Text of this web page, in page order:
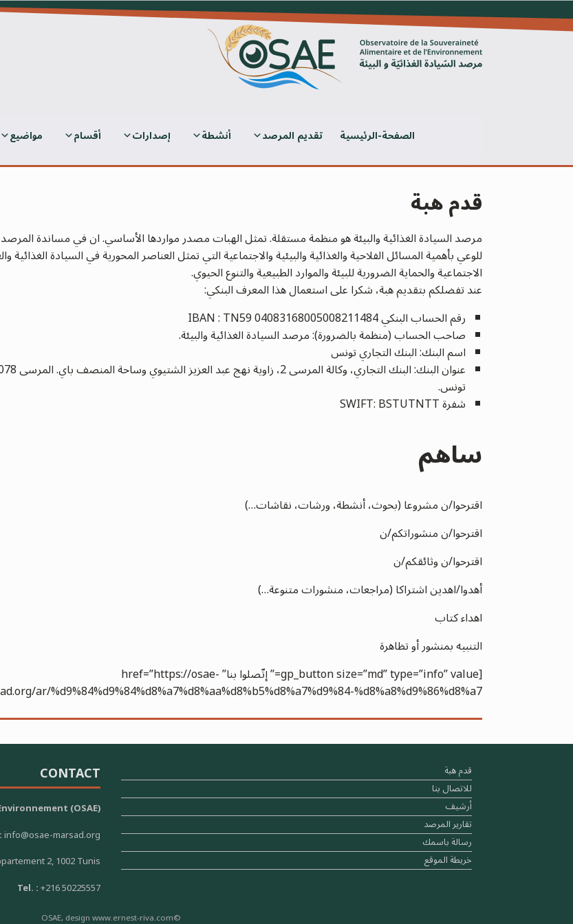
Skip
to
content
الصفحة-الرئيسية تقديم المرصد أنشطة إصدارات أقسام مواضيع
قدم هبة
مرصد السيادة الغذائية والبيئة هو منظمة مستقلة. تمثل الهبات مصدر مواردها الأساسي. ان في مساندة
للوعي بأهمية المسائل الفلاحية والغذائية والبيئية والاجتماعية التي تمثل العناصر المحورية في السيادة الغذائية
الاجتماعية والحماية الضرورية للبيئة والموارد الطبيعية والتنوع الحيوي.
عند تفضلكم بتقديم هبة، شكرا على استعمال هذا المعرف البنكي:
رقم الحساب البنكي IBAN : TN59 04083168005008211484
صاحب الحساب (منظمة بالضرورة): مرصد السيادة الغذائية والبيئة.
اسم البنك: البنك التجاري تونس
عنوان البنك: البنك التجاري، وكالة المرسى 2، زاوية نهج عبد العزيز الشتيوي وساحة المنصف باي. المرسى 2078.
تونس.
شفرة SWIFT: BSTUTNTT
ساهم
اقترحوا/ن مشروعا (بحوث، أنشطة، ورشات، نقاشات…)
اقترحوا/ن منشوراتكم/ن
اقترحوا/ن وثائقكم/ن
أهدوا/اهدين اشتراكا (مراجعات، منشورات متنوعة…)
اهداء كتاب
التنبيه بمنشور أو تظاهرة
[gp_button size=”md” type=”info” value=” إتّصلوا بنا” href=”https://osae-
ar/%d9%84%d9%84%d8%a7%d8%aa%d8%b5%d8%a7%d9%84-%d8%a8%d9%86%d8%a7/”]
قدم هبة
للاتصال بنا
أرشيف
تقارير المرصد
رسالة باسمك
خريطة الموقع
CONTACT
(OSAE)
info@osae-marsad.org
2, 1002 Tunis
Tel. :+216 50225557
©OSAE, design www.ernest-riva.com